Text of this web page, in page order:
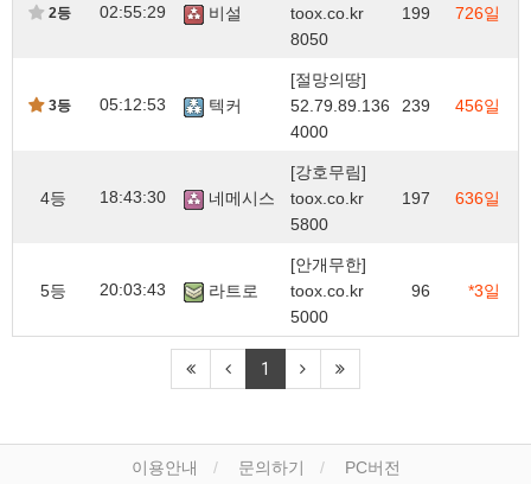
2등 02:55:29 비설
toox.co.kr
8050
199 726일
3등 05:12:53 텍커
[절망의땅]
52.79.89.136
4000
239 456일
4등 18:43:30 네메시스
[강호무림]
toox.co.kr
5800
197 636일
5등 20:03:43 라트로
[안개무한]
toox.co.kr
5000
96 *3일
1
이용안내 문의하기 PC버전